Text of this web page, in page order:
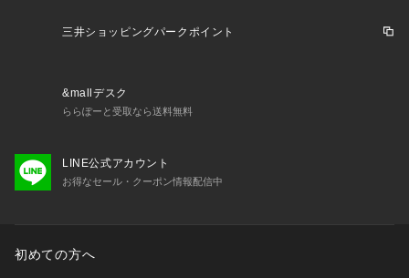
三井ショッピングパークポイント
&mallデスク
ららぽーと受取なら送料無料
LINE公式アカウント
お得なセール・クーポン情報配信中
初めての方へ